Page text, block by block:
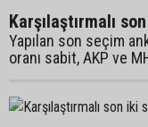
Karşılaştırmalı
Yapılan son seçim
oranı sabit, AKP ve